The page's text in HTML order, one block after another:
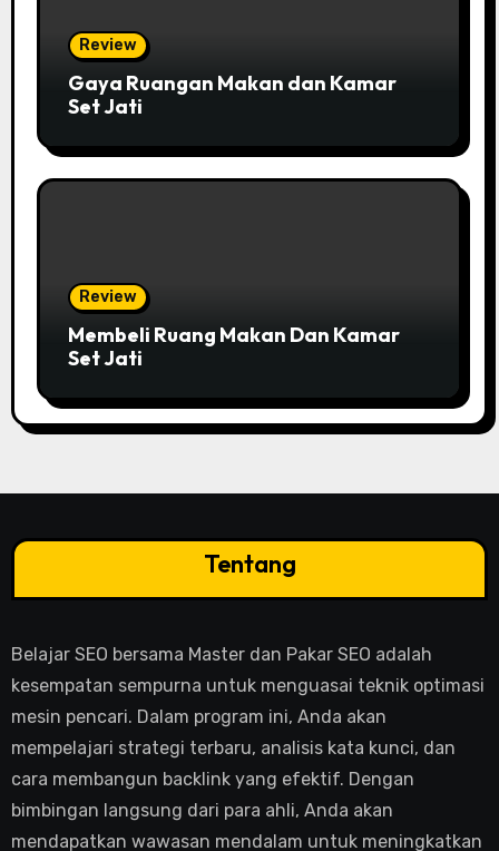
Review
Gaya Ruangan Makan dan Kamar
Set Jati
Review
Membeli Ruang Makan Dan Kamar
Set Jati
Tentang
Belajar SEO bersama Master dan Pakar SEO adalah
kesempatan sempurna untuk menguasai teknik optimasi
mesin pencari. Dalam program ini, Anda akan
mempelajari strategi terbaru, analisis kata kunci, dan
cara membangun backlink yang efektif. Dengan
bimbingan langsung dari para ahli, Anda akan
mendapatkan wawasan mendalam untuk meningkatkan